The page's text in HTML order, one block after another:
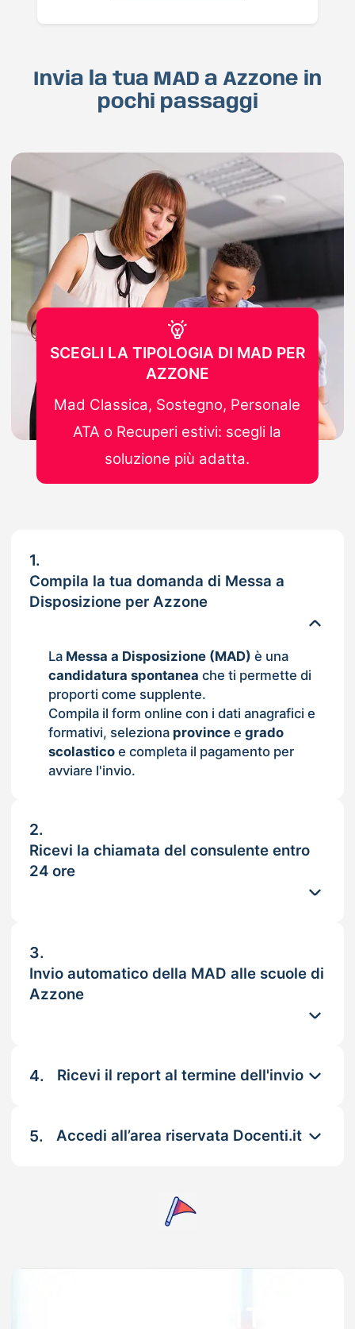
Invia la tua MAD a Azzone in
pochi passaggi
1.
Compila la tua domanda di Messa a
Disposizione per Azzone
La Messa a Disposizione (MAD) è una
candidatura spontanea che ti permette di
proporti come supplente.
Compila il form online con i dati anagrafici e
formativi, seleziona provincee grado
scolasticoe completa il pagamento per
avviare l'invio.
2.
Ricevi la chiamata del consulente entro
24 ore
3.
Invio automatico della MAD alle scuole di
Azzone
4. Ricevi il report al termine dell'invio
5. Accedi all’area riservata Docenti.it
SCEGLI LA TIPOLOGIA DI MAD PER
AZZONE
Mad Classica, Sostegno, Personale
ATA o Recuperi estivi: scegli la
soluzione più adatta.